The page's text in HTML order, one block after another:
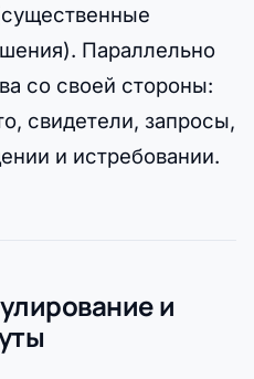
Параллельно
со своей стороны:
свидетели, запросы,
и истребовании.
и